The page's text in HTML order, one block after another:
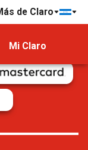
de Claro
Mi Claro